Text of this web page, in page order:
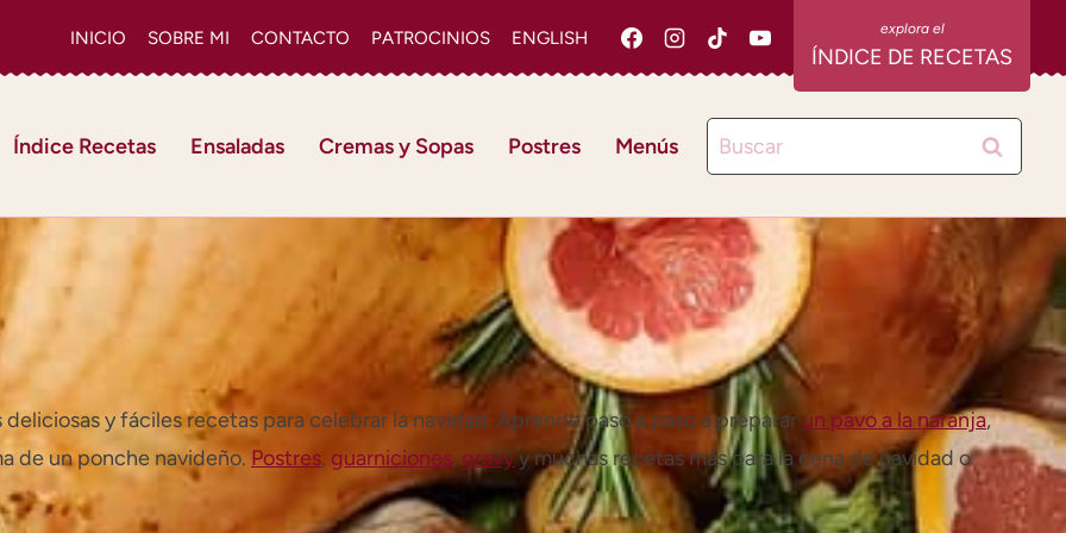
INICIO SOBRE MI CONTACTO PATROCINIOS ENGLISH
ÍNDICE DE RECETAS
Índice Recetas Ensaladas Cremas y Sopas Postres Menús Buscar:
y fáciles recetas para celebrar la navidad. Aprende paso a paso a prepararun pavo a la naranja,
de un ponche navideño. Postres, guarniciones,gravyy muchas recetas más para la cena de navidad o